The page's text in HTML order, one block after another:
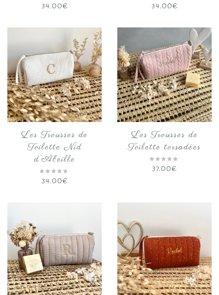
34.00€ 34.00€
Les Trousses de
Toilette Nid
d’Abeille
34.00€
Les Trousses de
Toilette torsadées
37.00€